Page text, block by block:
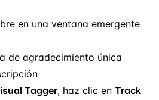
en una ventana emergente
de agradecimiento única
Tagger, haz clic en Track